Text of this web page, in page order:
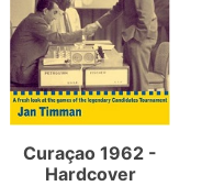
Curaçao 1962 -
Hardcover